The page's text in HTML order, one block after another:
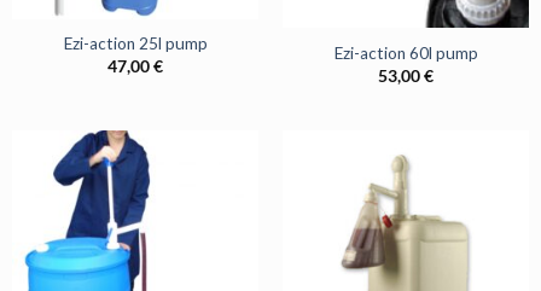
Ezi-action 25l pump
47,00€
Ezi-action 60l pump
53,00€